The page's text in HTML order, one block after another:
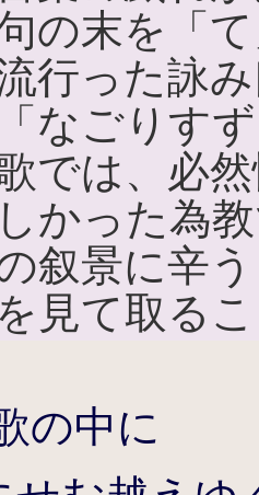
の末を「
行った詠
「なごりす
では、必
しかった為
叙景に辛
を見て取る
の中に